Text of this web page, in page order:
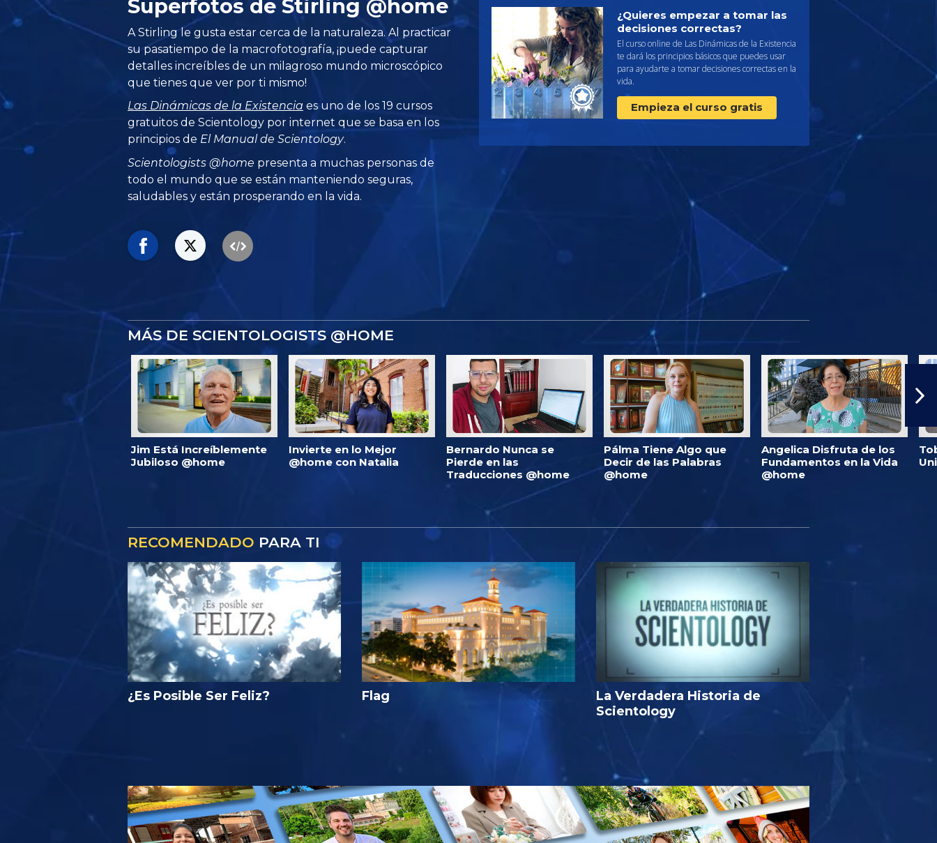
Superfotos de Stirling @home
A Stirling le gusta estar cerca de la naturaleza. Al practicar
su pasatiempo de la macrofotografía, ¡puede capturar
detalles increíbles de un milagroso mundo microscópico
que tienes que ver por ti mismo!
Las Dinámicas de la Existencia es uno de los 19 cursos
gratuitos de Scientology por internet que se basa en los
principios de El Manual de Scientology.
Scientologists @home presenta a muchas personas de
todo el mundo que se están manteniendo seguras,
saludables y están prosperando en la vida.
¿Quieres empezar a tomar las
decisiones correctas?
El curso online de Las Dinámicas de la Existencia
te dará los principios básicos que puedes usar
para ayudarte a tomar decisiones correctas en la
vida.
Empieza el curso gratis
MÁS DE SCIENTOLOGISTS @HOME
Jim Está Increíblemente
Jubiloso @home
Invierte en lo Mejor
@home con Natalia
Bernardo Nunca se
Pierde en las
Traducciones @home
Pálma Tiene Algo que
Decir de las Palabras
@home
Angelica Disfruta de los
Fundamentos en la Vida
@home
RECOMENDADO PARA TI
¿Es Posible Ser Feliz? Flag
La Verdadera Historia de
Scientology